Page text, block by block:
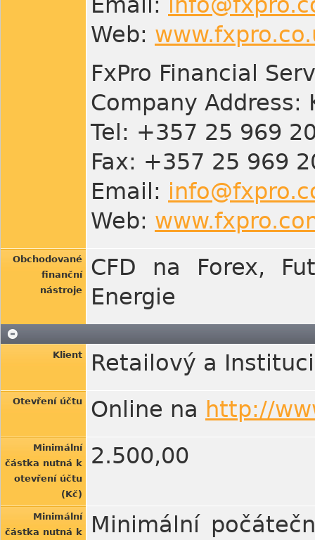
Web:
FxPro Financial
Company Address:
Tel: +357 25 969
Fax: +357 25 969
Email:
Web:
Obchodované
finanční
nástroje
CFD na Forex,
Energie
Klient Retailový a
Otevření účtu Online na http://
Minimální
částka nutná k
otevření účtu
(Kč)
2.500,00
Minimální
částka nutná k
Minimální